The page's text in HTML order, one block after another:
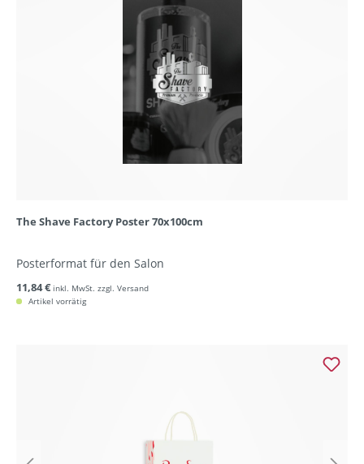
The Shave Factory Poster 70x100cm
Posterformat für den Salon
11,84 € inkl. MwSt. zzgl. Versand
Artikel vorrätig